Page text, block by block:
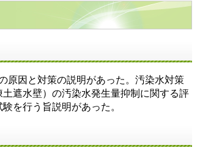
原因と対策の説明があった。汚染水対策
遮水壁）の汚染水発生量抑制に関する評
を行う旨説明があった。